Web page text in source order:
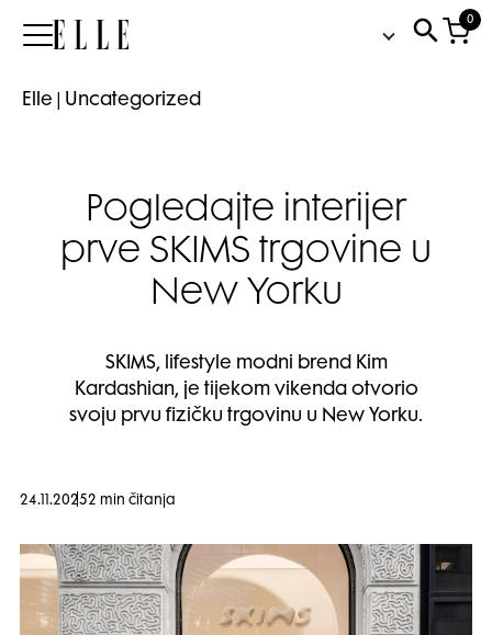
Elle
0
Elle Uncategorized
Pogledajte interijer
prve SKIMS trgovine u
New Yorku
SKIMS, lifestyle modni brend Kim
Kardashian, je tijekom vikenda otvorio
svoju prvu fizičku trgovinu u New Yorku.
24.11.20252 min čitanja